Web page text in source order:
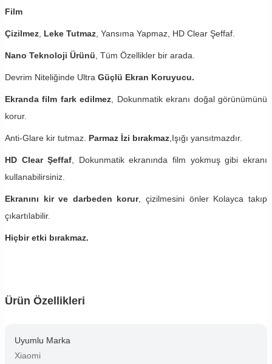
Film
Çizilmez Leke Tutmaz , Yansıma Yapmaz, HD Clear Şeffaf.
Nano Teknoloji Ürünü , Tüm Özellikler bir arada.
Devrim Niteliğinde Ultra Güçlü Ekran Koruyucu.
Ekranda film fark edilmez , Dokunmatik ekranı doğal görünümünü
korur.
Anti-Glare kir tutmaz. Parmaz İzi bırakmaz ,Işığı yansıtmazdır.
HD Clear Şeffaf , Dokunmatik ekranında film yokmuş gibi ekranı
kullanabilirsiniz.
Ekranını kir ve darbeden korur, çizilmesini önler Kolayca takıp
çıkartılabilir.
Hiçbir etki bırakmaz.
Ürün Özellikleri
Uyumlu Marka
Xiaomi